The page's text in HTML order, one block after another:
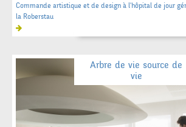
Commande artistique et de design à l'hôpital de jour
la Roberstau
Arbre de vie source de
vie